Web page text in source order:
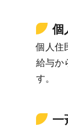
個
個人住
給与か
す。
一